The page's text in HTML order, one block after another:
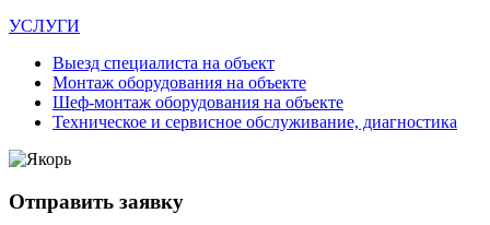
УСЛУГИ
Выезд специалиста на объект
Монтаж оборудования на объекте
Шеф-монтаж оборудования на объекте
Техническое и сервисное обслуживание, диагностика
Отправить заявку